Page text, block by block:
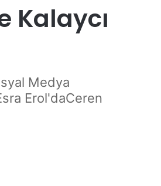
Kalaycı
Medya
Erol'daCeren